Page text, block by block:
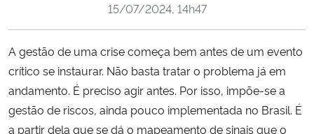
Ministério da Ciência, Tecnologia, Inovações e Comunicações
Ministério do Meio Ambiente
15/07/2024, 14h47
A gestão de uma crise começa bem antes de um evento
crítico se instaurar. Não basta tratar o problema já em
andamento. É preciso agir antes. Por isso, impõe-se a
gestão de riscos, ainda pouco implementada no Brasil. É
a partir dela que se dá o mapeamento de sinais que o